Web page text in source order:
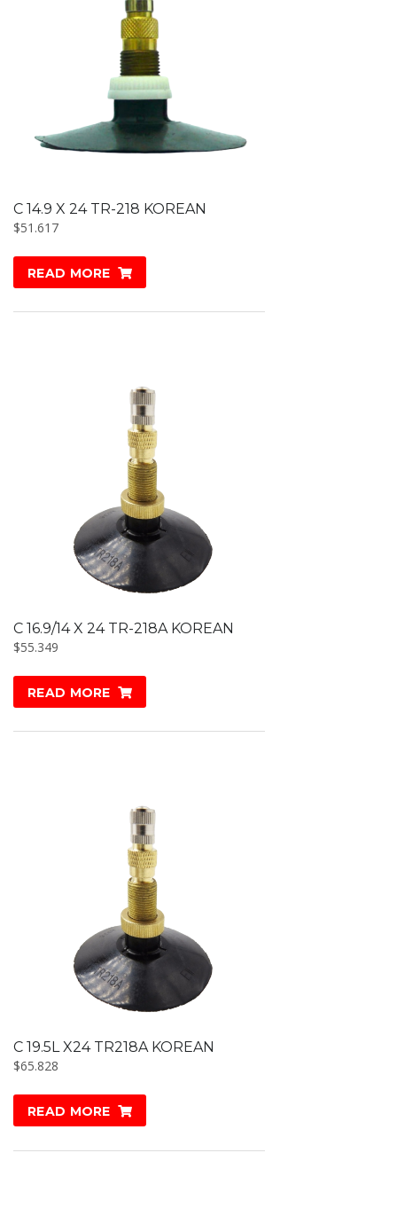
C 14.9 X 24 TR-218 KOREAN
$51.617
READ MORE
C 16.9/14 X 24 TR-218A KOREAN
$55.349
READ MORE
C 19.5L X24 TR218A KOREAN
$65.828
READ MORE